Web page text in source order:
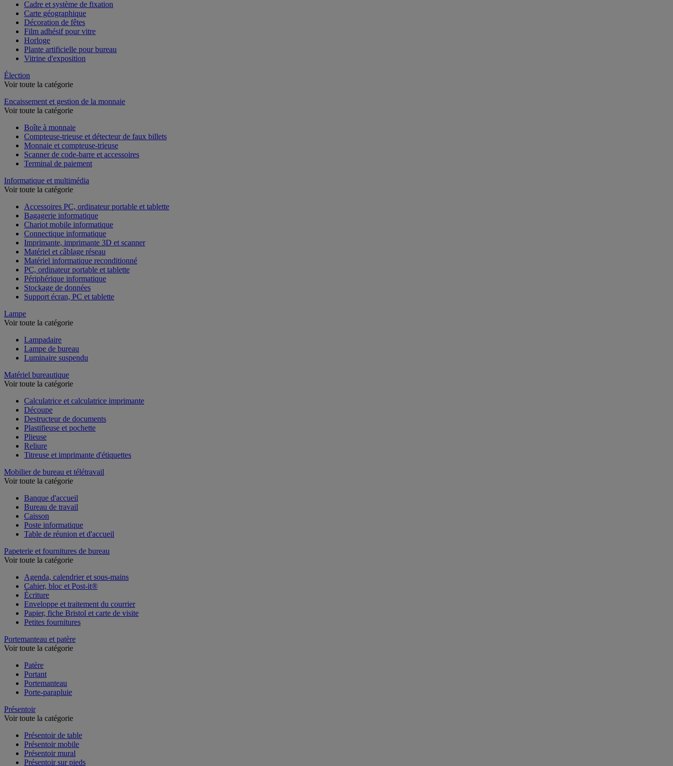
Cadre et système de fixation
Carte géographique
Décoration de fêtes
Film adhésif pour vitre
Horloge
Plante artificielle pour bureau
Élection
Encaissement et gestion de la monnaie
Boîte à monnaie
Compteuse-trieuse et détecteur de faux billets
Monnaie et compteuse-trieuse
Scanner de code-barre et accessoires
Informatique et multimédia
Accessoires PC, ordinateur portable et tablette
Bagagerie informatique
Chariot mobile informatique
Connectique informatique
Imprimante, imprimante 3D et scanner
Matériel et câblage réseau
Matériel informatique reconditionné
PC, ordinateur portable et tablette
Périphérique informatique
Stockage de données
Lampe
Lampadaire
Lampe de bureau
Matériel bureautique
Calculatrice et calculatrice imprimante
Découpe
Destructeur de documents
Plastifieuse et pochette
Plieuse
Reliure
Mobilier de bureau et télétravail
Banque d'accueil
Bureau de travail
Caisson
Poste informatique
Papeterie et fournitures de bureau
Agenda, calendrier et sous-mains
Cahier, bloc et Post-it®
Écriture
Enveloppe et traitement du courrier
Papier, fiche Bristol et carte de visite
Portemanteau et patère
Patère
Portant
Portemanteau
Présentoir
Présentoir de table
Présentoir mobile
Présentoir mural